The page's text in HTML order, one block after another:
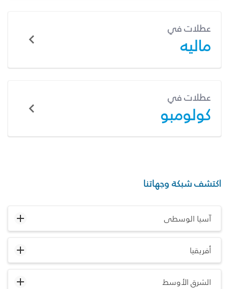
عطلات في
ماليه
عطلات في
كولومبو
اكتشف شبكة وجهاتنا
آسيا الوسطى
أفريقيا
الشرق الأوسط